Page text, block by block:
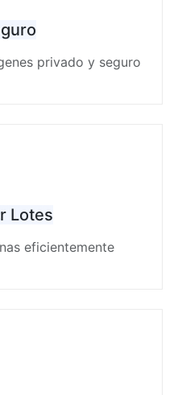
privado y seguro
Lotes
eficientemente